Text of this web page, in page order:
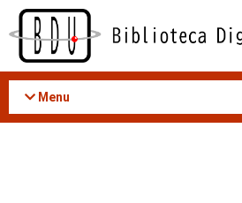
Acessar
conteúdo
Menu